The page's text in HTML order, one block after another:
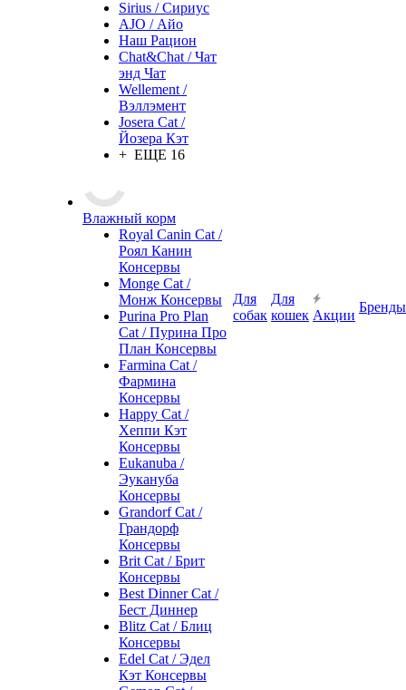
Sirius / Сириус
AJO / Айо
Наш Рацион
Chat&Chat / Чат
энд Чат
Wellement /
Вэллэмент
Josera Cat /
Йозера Кэт
+ ЕЩЕ 16
Влажный корм
Royal Canin Cat /
Роял Канин
Консервы
Monge Cat /
Монж Консервы
Purina Pro Plan
Cat / Пурина Про
План Консервы
Farmina Cat /
Фармина
Консервы
Happy Cat /
Хеппи Кэт
Консервы
Eukanuba /
Эукануба
Консервы
Grandorf Cat /
Грандорф
Консервы
Brit Cat / Брит
Консервы
Best Dinner Cat /
Бест Диннер
Blitz Cat / Блиц
Консервы
Edel Cat / Эдел
Кэт Консервы
Для
собак
Для
кошек Акции
Бренды